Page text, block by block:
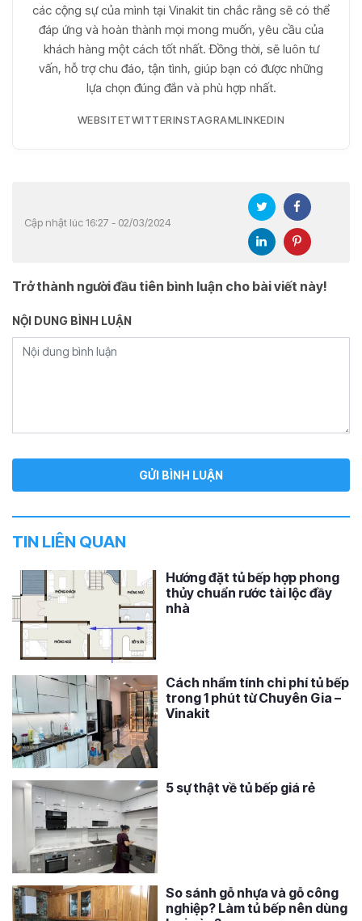
các cộng sự của mình tại Vinakit tin chắc rằng sẽ có thể
đáp ứng và hoàn thành mọi mong muốn, yêu cầu của
khách hàng một cách tốt nhất. Đồng thời, sẽ luôn tư
vấn, hỗ trợ chu đáo, tận tình, giúp bạn có được những
lựa chọn đúng đắn và phù hợp nhất.
WEBSITETWITTERINSTAGRAMLINKEDIN
Cập nhật lúc 16:27 - 02/03/2024
Trở thành người đầu tiên bình luận cho bài viết này!
NỘI DUNG BÌNH LUẬN
TIN LIÊN QUAN
Hướng đặt tủ bếp hợp phong
thủy chuẩn rước tài lộc đầy
nhà
Cách nhẩm tính chi phí tủ bếp
trong 1 phút từ Chuyên Gia –
Vinakit
5 sự thật về tủ bếp giá rẻ
So sánh gỗ nhựa và gỗ công
nghiệp? Làm tủ bếp nên dùng